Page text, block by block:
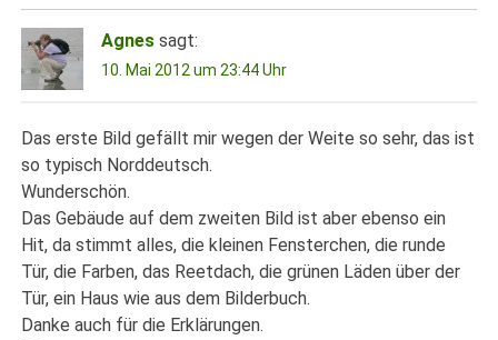
Agnes sagt:
10. Mai 2012 um 23:44 Uhr
Das erste Bild gefällt mir wegen der Weite so sehr, das ist
so typisch Norddeutsch.
Wunderschön.
Das Gebäude auf dem zweiten Bild ist aber ebenso ein
Hit, da stimmt alles, die kleinen Fensterchen, die runde
Tür, die Farben, das Reetdach, die grünen Läden über der
Tür, ein Haus wie aus dem Bilderbuch.
Danke auch für die Erklärungen.